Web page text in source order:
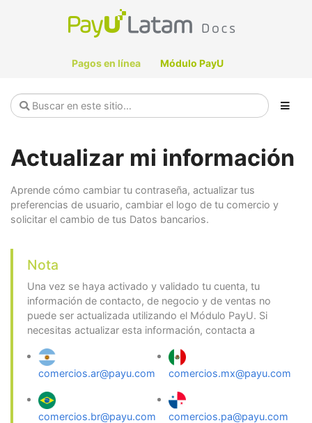
Pagos en línea Módulo PayU
Actualizar mi información
Aprende cómo cambiar tu contraseña, actualizar tus
preferencias de usuario, cambiar el logo de tu comercio y
solicitar el cambio de tus Datos bancarios.
Nota
Una vez se haya activado y validado tu cuenta, tu
información de contacto, de negocio y de ventas no
puede ser actualizada utilizando el Módulo PayU. Si
necesitas actualizar esta información, contacta a
comercios.ar@payu.com
comercios.br@payu.com
comercios.mx@payu.com
comercios.pa@payu.com